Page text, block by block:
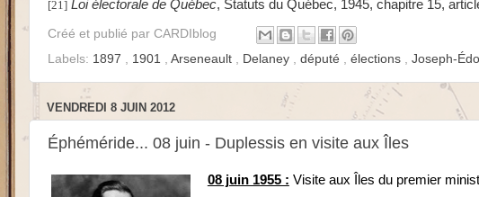
[21] Loi électorale de Québec, Statuts du Québec, 1945, chapitre 15,
Créé et publié par CARDIblog
Labels: 1897 1901 Arseneault Delaney député élections Joseph-
VENDREDI 8 JUIN 2012
Éphéméride... 08 juin - Duplessis en visite aux Îles
08 juin 1955 : Visite aux Îles du premier